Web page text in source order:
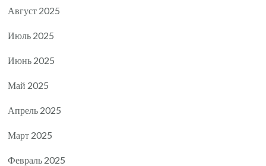
Август 2025
Июль 2025
Июнь 2025
Май 2025
Апрель 2025
Март 2025
Февраль 2025